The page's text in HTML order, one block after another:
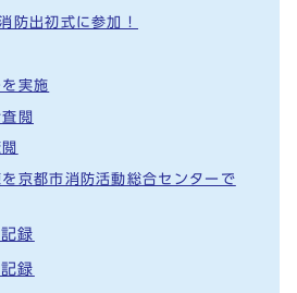
出初式に参加！
実施
閲
京都市消防活動総合センターで
録
録